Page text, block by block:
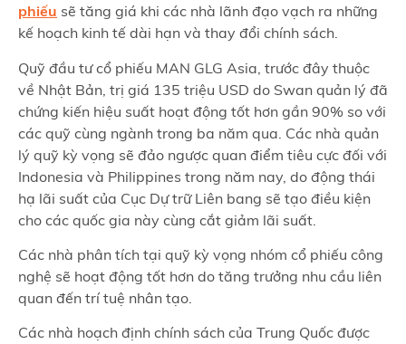
phiếu sẽ tăng giá khi các nhà lãnh đạo vạch ra những
kế hoạch kinh tế dài hạn và thay đổi chính sách.
Quỹ đầu tư cổ phiếu MAN GLG Asia, trước đây thuộc
về Nhật Bản, trị giá 135 triệu USD do Swan quản lý đã
chứng kiến hiệu suất hoạt động tốt hơn gần 90% so với
các quỹ cùng ngành trong ba năm qua. Các nhà quản
lý quỹ kỳ vọng sẽ đảo ngược quan điểm tiêu cực đối với
Indonesia và Philippines trong năm nay, do động thái
hạ lãi suất của Cục Dự trữ Liên bang sẽ tạo điều kiện
cho các quốc gia này cùng cắt giảm lãi suất.
Các nhà phân tích tại quỹ kỳ vọng nhóm cổ phiếu công
nghệ sẽ hoạt động tốt hơn do tăng trưởng nhu cầu liên
quan đến trí tuệ nhân tạo.
Các nhà hoạch định chính sách của Trung Quốc được